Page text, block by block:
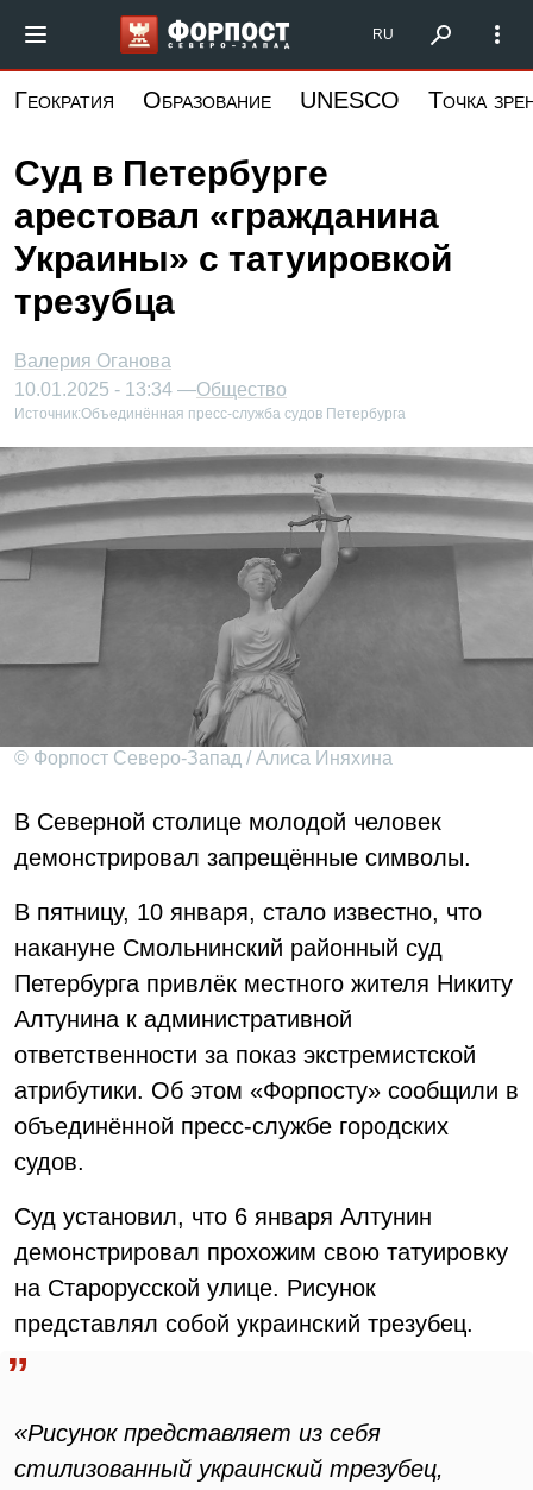
основному
Форпост Северо-Запад
RU
Геократия Образование UNESCO Точка
Суд в Петербурге
арестовал «гражданина
Украины» с татуировкой
трезубца
Валерия Оганова
10.01.2025 - 13:34 —Общество
Источник:Объединённая пресс-служба судов Петербурга
© Форпост Северо-Запад / Алиса Иняхина
В Северной столице молодой человек
демонстрировал запрещённые символы.
В пятницу, 10 января, стало известно, что
накануне Смольнинский районный суд
Петербурга привлёк местного жителя Никиту
Алтунина к административной
ответственности за показ экстремистской
атрибутики. Об этом «Форпосту» сообщили в
объединённой пресс-службе городских
судов.
Суд установил, что 6 января Алтунин
демонстрировал прохожим свою татуировку
на Старорусской улице. Рисунок
представлял собой украинский трезубец.
«Рисунок представляет из себя
стилизованный украинский трезубец,